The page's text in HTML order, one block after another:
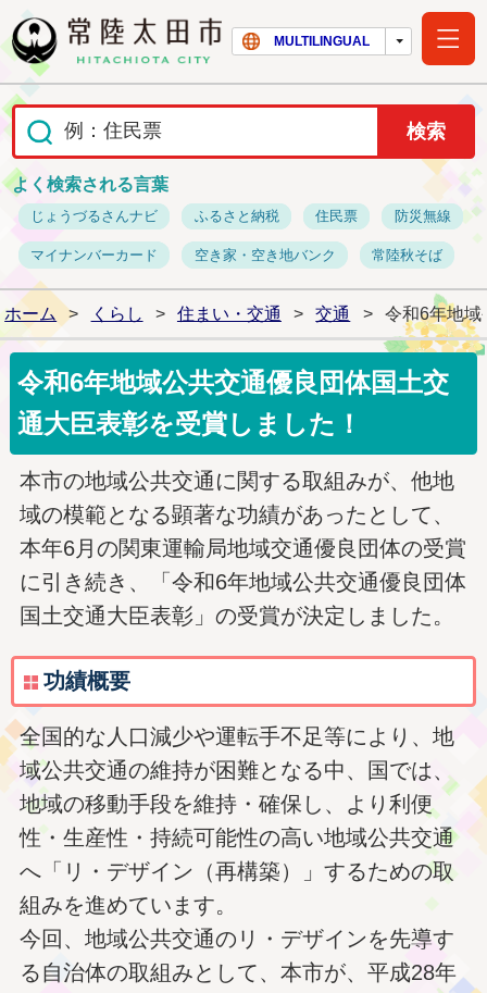
常陸太田市ホー
MULTILINGUAL
よく検索される言葉
じょうづるさんナビ ふるさと納税 住民票 防災無線
マイナンバーカード 空き家・空き地バンク 常陸秋そば
ホーム > くらし > 住まい・交通 > 交通 > 令和6年地域
令和6年地域公共交通優良団体国土交
通大臣表彰を受賞しました！
本市の地域公共交通に関する取組みが、他地
域の模範となる顕著な功績があったとして、
本年6月の関東運輸局地域交通優良団体の受賞
に引き続き、「令和6年地域公共交通優良団体
国土交通大臣表彰」の受賞が決定しました。
功績概要
全国的な人口減少や運転手不足等により、地
域公共交通の維持が困難となる中、国では、
地域の移動手段を維持・確保し、より利便
性・生産性・持続可能性の高い地域公共交通
へ「リ・デザイン（再構築）」するための取
組みを進めています。
今回、地域公共交通のリ・デザインを先導す
る自治体の取組みとして、本市が、平成28年